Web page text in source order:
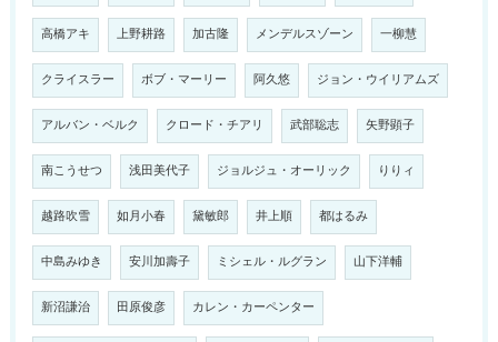
高橋アキ 上野耕路 加古隆 メンデルスゾーン 一柳慧
クライスラー ボブ・マーリー 阿久悠 ジョン・ウイリアムズ
アルバン・ベルク クロード・チアリ 武部聡志 矢野顕子
南こうせつ 浅田美代子 ジョルジュ・オーリック りりィ
越路吹雪 如月小春 黛敏郎 井上順 都はるみ
中島みゆき 安川加壽子 ミシェル・ルグラン 山下洋輔
新沼謙治 田原俊彦 カレン・カーペンター